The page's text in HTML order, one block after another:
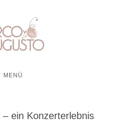
MENÜ
– ein Konzerterlebnis